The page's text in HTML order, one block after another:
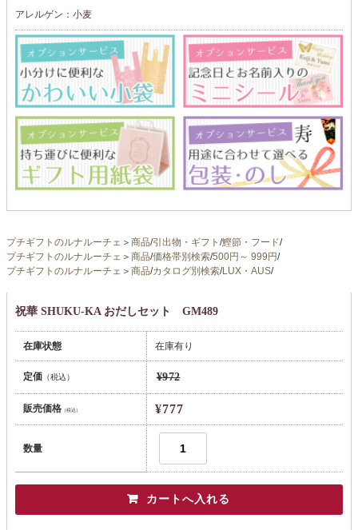
アレルゲン：小麦
プチギフトのルナルーチェ ＞ 商品/引出物・ギフト /鰹節・フード/
プチギフトのルナルーチェ ＞ 商品/価格帯別検索/500円～ 999円/
プチギフトのルナルーチェ ＞ 商品/カタログ別検索/LUX・AUS/
祝華 SHUKU-KA おだしセット GM489
在庫状態 在庫有り
定価（税込） ¥972
販売価格（税込） ¥777
数量